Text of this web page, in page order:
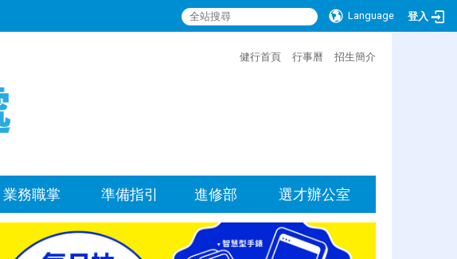
Language 登入
健行首頁 行事曆 招生簡介
業務職掌 準備指引 進修部 選才辦公室